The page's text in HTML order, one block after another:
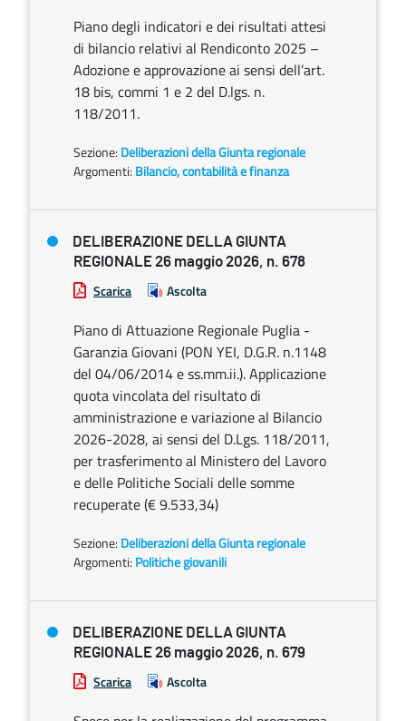
Piano degli indicatori e dei risultati attesi
di bilancio relativi al Rendiconto 2025 –
Adozione e approvazione ai sensi dell’art.
18 bis, commi 1 e 2 del D.lgs. n.
118/2011.
Sezione: Deliberazioni della Giunta regionale
Argomenti: Bilancio, contabilità e finanza
DELIBERAZIONE DELLA GIUNTA
REGIONALE 26 maggio 2026, n. 678
Scarica Ascolta
Piano di Attuazione Regionale Puglia -
Garanzia Giovani (PON YEI, D.G.R. n.1148
del 04/06/2014 e ss.mm.ii.). Applicazione
quota vincolata del risultato di
amministrazione e variazione al Bilancio
2026-2028, ai sensi del D.Lgs. 118/2011,
per trasferimento al Ministero del Lavoro
e delle Politiche Sociali delle somme
recuperate (€ 9.533,34)
Sezione: Deliberazioni della Giunta regionale
Argomenti: Politiche giovanili
DELIBERAZIONE DELLA GIUNTA
REGIONALE 26 maggio 2026, n. 679
Scarica Ascolta